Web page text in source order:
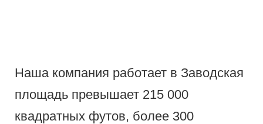
Наша компания работает в Заводская
площадь превышает 215 000
квадратных футов, более 300